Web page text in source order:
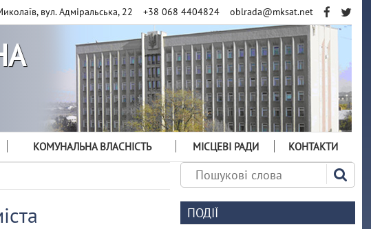
вул. Адміральська, 22 +38 068 4404824 oblrada@mksat.net
КОМУНАЛЬНА ВЛАСНІСТЬ МІСЦЕВІ РАДИ КОНТАКТИ
ПОДІЇ